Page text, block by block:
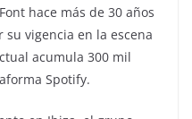
hace más de 30 años
vigencia en la escena
acumula 300 mil
Spotify.